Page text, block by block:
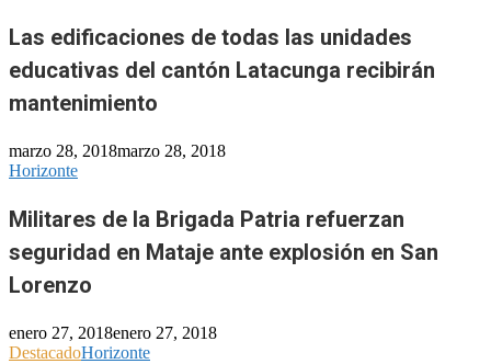
Las edificaciones de todas las unidades
educativas del cantón Latacunga recibirán
mantenimiento
marzo 28, 2018marzo 28, 2018
Horizonte
Militares de la Brigada Patria refuerzan
seguridad en Mataje ante explosión en San
Lorenzo
enero 27, 2018enero 27, 2018
DestacadoHorizonte